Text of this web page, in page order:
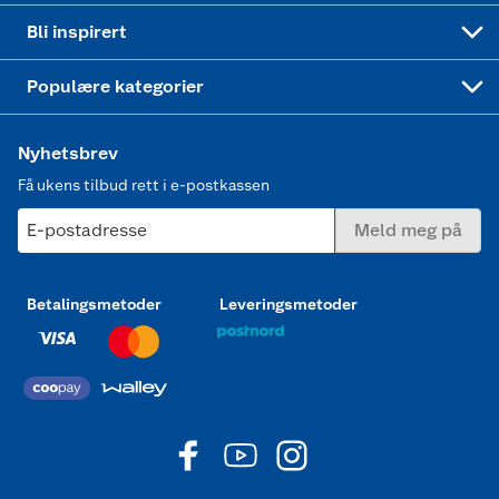
Bli inspirert
Populære kategorier
Nyhetsbrev
Få ukens tilbud rett i e-postkassen
E-postadresse Meld meg på
Betalingsmetoder Leveringsmetoder